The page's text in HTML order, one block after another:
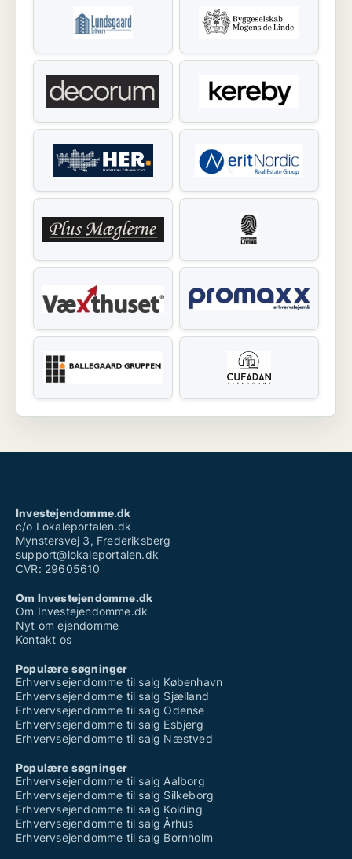
Investejendomme.dk
c/o Lokaleportalen.dk
Mynstersvej 3, Frederiksberg
support@lokaleportalen.dk
CVR: 29605610
Om Investejendomme.dk
Om Investejendomme.dk
Nyt om ejendomme
Kontakt os
Populære søgninger
Erhvervsejendomme til salg København
Erhvervsejendomme til salg Sjælland
Erhvervsejendomme til salg Odense
Erhvervsejendomme til salg Esbjerg
Erhvervsejendomme til salg Næstved
Populære søgninger
Erhvervsejendomme til salg Aalborg
Erhvervsejendomme til salg Silkeborg
Erhvervsejendomme til salg Kolding
Erhvervsejendomme til salg Århus
Erhvervsejendomme til salg Bornholm